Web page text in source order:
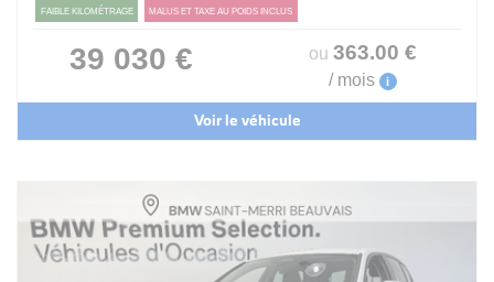
FAIBLE KILOMÉTRAGE MALUS ET TAXE AU POIDS INCLUS
39 030 € ou 363.00 €
/ mois i
Voir le véhicule